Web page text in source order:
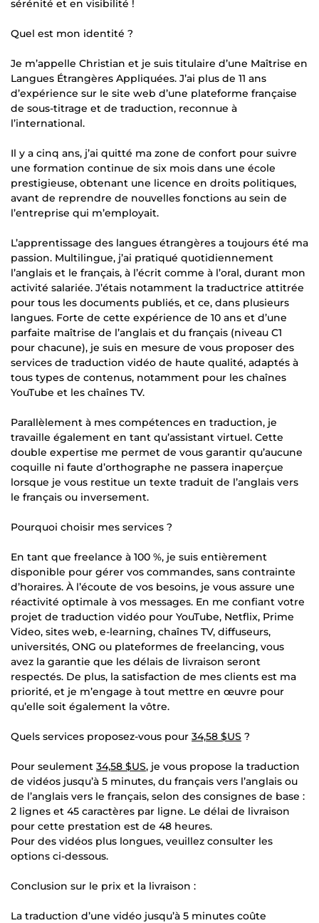
sérénité et en visibilité !
Quel est mon identité ?
Je m’appelle Christian et je suis titulaire d’une Maîtrise en
Langues Étrangères Appliquées. J’ai plus de 11 ans
d’expérience sur le site web d’une plateforme française
de sous-titrage et de traduction, reconnue à
l’international.
Il y a cinq ans, j’ai quitté ma zone de confort pour suivre
une formation continue de six mois dans une école
prestigieuse, obtenant une licence en droits politiques,
avant de reprendre de nouvelles fonctions au sein de
l’entreprise qui m’employait.
L’apprentissage des langues étrangères a toujours été ma
passion. Multilingue, j’ai pratiqué quotidiennement
l’anglais et le français, à l’écrit comme à l’oral, durant mon
activité salariée. J’étais notamment la traductrice attitrée
pour tous les documents publiés, et ce, dans plusieurs
langues. Forte de cette expérience de 10 ans et d’une
parfaite maîtrise de l’anglais et du français (niveau C1
pour chacune), je suis en mesure de vous proposer des
services de traduction vidéo de haute qualité, adaptés à
tous types de contenus, notamment pour les chaînes
YouTube et les chaînes TV.
Parallèlement à mes compétences en traduction, je
travaille également en tant qu’assistant virtuel. Cette
double expertise me permet de vous garantir qu’aucune
coquille ni faute d’orthographe ne passera inaperçue
lorsque je vous restitue un texte traduit de l’anglais vers
le français ou inversement.
Pourquoi choisir mes services ?
En tant que freelance à 100 %, je suis entièrement
disponible pour gérer vos commandes, sans contrainte
d’horaires. À l’écoute de vos besoins, je vous assure une
réactivité optimale à vos messages. En me confiant votre
projet de traduction vidéo pour YouTube, Netflix, Prime
Video, sites web, e-learning, chaînes TV, diffuseurs,
universités, ONG ou plateformes de freelancing, vous
avez la garantie que les délais de livraison seront
respectés. De plus, la satisfaction de mes clients est ma
priorité, et je m’engage à tout mettre en œuvre pour
qu’elle soit également la vôtre.
Quels services proposez-vous pour 34,58 $US ?
Pour seulement 34,58 $US, je vous propose la traduction
de vidéos jusqu’à 5 minutes, du français vers l’anglais ou
de l’anglais vers le français, selon des consignes de base :
2 lignes et 45 caractères par ligne. Le délai de livraison
pour cette prestation est de 48 heures.
Pour des vidéos plus longues, veuillez consulter les
options ci-dessous.
Conclusion sur le prix et la livraison :
La traduction d’une vidéo jusqu’à 5 minutes coûte